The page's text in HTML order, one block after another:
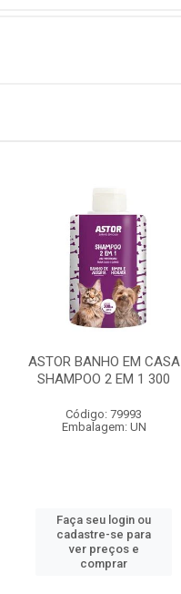
ASTOR BANHO EM CASA
SHAMPOO 2 EM 1 300
Código: 79993
Embalagem: UN
Faça seu login ou
cadastre-se para
ver preços e
comprar